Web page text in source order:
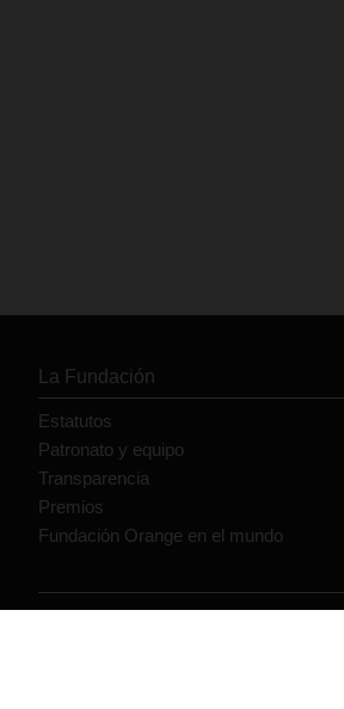
La Fundación
Estatutos
Patronato y equipo
Transparencia
Premios
Fundación Orange en el mundo